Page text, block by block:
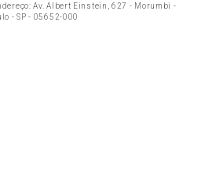
Av. Albert Einstein, 627 - Morumbi -
- SP - 05652-000